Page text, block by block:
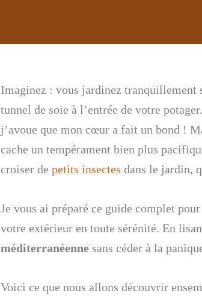
Imaginez : vous jardinez tranquillement
tunnel de soie à l’entrée de votre
j’avoue que mon cœur a fait un bond !
cache un tempérament bien plus
croiser de petits insectes dans le jardin,
Je vous ai préparé ce guide complet
votre extérieur en toute sérénité. En
méditerranéenne sans céder à la
Voici ce que nous allons découvrir